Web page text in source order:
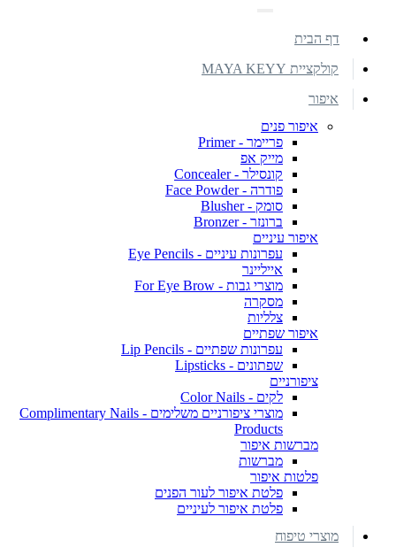
דף הבית
קולקציית MAYA KEYY
איפור
איפור פנים
פריימר - Primer
מייק אפ
קונסילר - Concealer
פודרה - Face Powder
סומק - Blusher
ברונזר - Bronzer
איפור עיניים
עפרונות עיניים - Eye Pencils
אייליינר
מוצרי גבות - For Eye Brow
מסקרה
צלליות
איפור שפתיים
עפרונות שפתיים - Lip Pencils
שפתונים - Lipsticks
ציפורניים
לקים - Color Nails
מוצרי ציפורניים משלימים - Complimentary Nails
Products
מברשות איפור
מברשות
פלטות איפור
פלטת איפור לעור הפנים
פלטת איפור לעיניים
מוצרי טיפוח